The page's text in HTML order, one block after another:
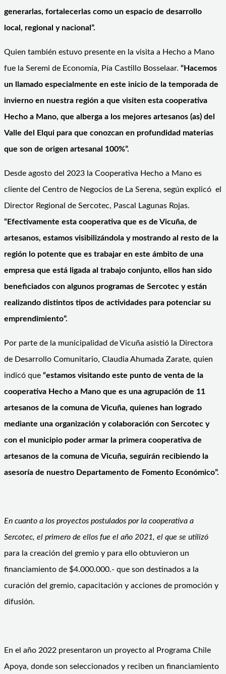
generarlas, fortalecerlas como un espacio de desarrollo
local, regional y nacional”.
Quien también estuvo presente en la visita a Hecho a Mano
fue la Seremi de Economía, Pía Castillo Bosselaar. “Hacemos
un llamado especialmente en este inicio de la temporada de
invierno en nuestra región a que visiten esta cooperativa
Hecho a Mano, que alberga a los mejores artesanos (as) del
Valle del Elqui para que conozcan en profundidad materias
que son de origen artesanal 100%”.
Desde agosto del 2023 la Cooperativa Hecho a Mano es
cliente del Centro de Negocios de La Serena, según explicó el
Director Regional de Sercotec, Pascal Lagunas Rojas.
“Efectivamente esta cooperativa que es de Vicuña, de
artesanos, estamos visibilizándola y mostrando al resto de la
región lo potente que es trabajar en este ámbito de una
empresa que está ligada al trabajo conjunto, ellos han sido
beneficiados con algunos programas de Sercotec y están
realizando distintos tipos de actividades para potenciar su
emprendimiento”.
Por parte de la municipalidad de Vicuña asistió la Directora
de Desarrollo Comunitario, Claudia Ahumada Zarate, quien
indicó que “estamos visitando este punto de venta de la
cooperativa Hecho a Mano que es una agrupación de 11
artesanos de la comuna de Vicuña, quienes han logrado
mediante una organización y colaboración con Sercotec y
con el municipio poder armar la primera cooperativa de
artesanos de la comuna de Vicuña, seguirán recibiendo la
asesoría de nuestro Departamento de Fomento Económico”.
En cuanto a los proyectos postulados por la cooperativa a
Sercotec, el primero de ellos fue el año 2021, el que se utilizó
para la creación del gremio y para ello obtuvieron un
financiamiento de $4.000.000.- que son destinados a la
curación del gremio, capacitación y acciones de promoción y
difusión.
En el año 2022 presentaron un proyecto al Programa Chile
Apoya, donde son seleccionados y reciben un financiamiento